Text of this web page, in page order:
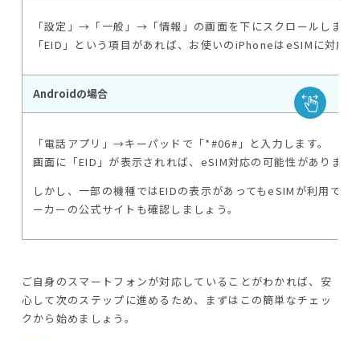
「設定」→「一般」→「情報」の画面を下にスクロールします
「EID」という項目があれば、お使いのiPhoneはeSIMに対応
Androidの場合
「電話アプリ」→キーパッドで「*#06#」と入力します。
画面に「EID」が表示されれば、eSIM対応の可能性があります
しかし、一部の機種ではEIDの表示があってもeSIMが利用で
ーカーの公式サイトも確認しましょう。
ご自身のスマートフォンが対応していることがわかれば、安
心して次のステップに進めるため、まずはこの簡単なチェッ
クから始めましょう。